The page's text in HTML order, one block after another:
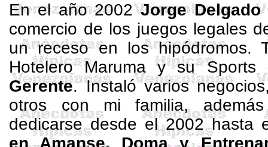
En el año 2002Jorge Delgado
comercio de los juegos legales
un receso en los hipódromos.
HoteleroMaruma y su Sports
Gerente. Instaló varios
otros con mi familia,
dedicarsedesde el 2002 hasta
en Amanse, Doma y